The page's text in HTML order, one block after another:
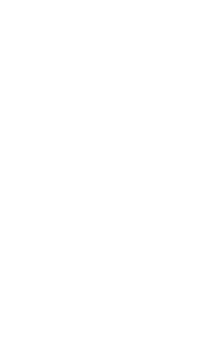
del mundo, todavía en
-una gaita
instrumento de
la darabouka, instrumento
sobre todo en
el norte de África y Asia
la directora Marija-
una oportunidad para
través de la belleza de la
tradición que intentamos
aprender algo nuevo e
ellos mismos y ver que la
con ellos es
de la humanidad, que, a
nos hace sentir
que estamos
y transmitir».
2024, la comunidad